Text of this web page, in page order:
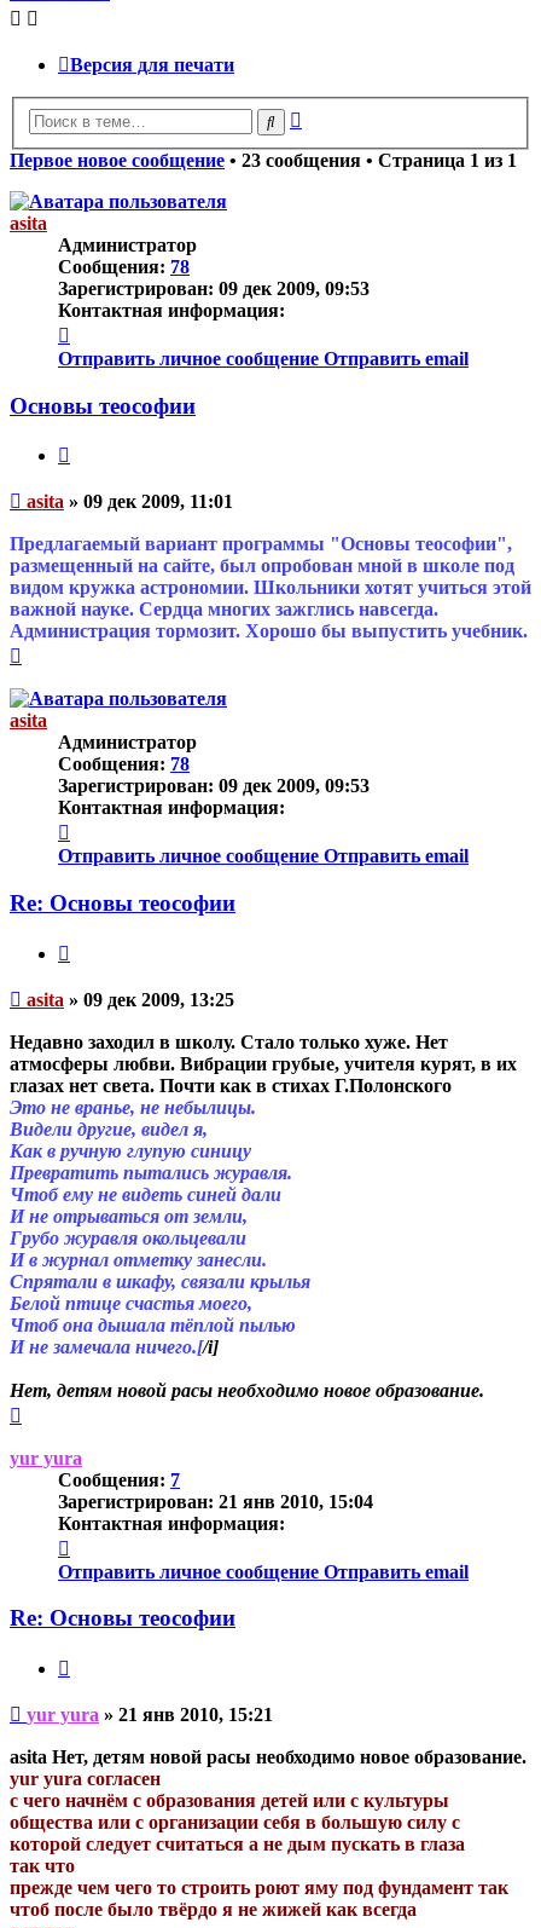
Версия для печати
Поиск
Первое новое сообщение • 23 сообщения • Страница 1 из 1
asita
Администратор
Сообщения: 78
Зарегистрирован: 09 дек 2009, 09:53
Контактная информация:
информация
пользователя
Отправить личное сообщение Отправить email
Основы теософии
Непрочитанное
сообщение
asita » 09 дек 2009, 11:01
Предлагаемый вариант программы "Основы теософии",
размещенный на сайте, был опробован мной в школе под
видом кружка астрономии. Школьники хотят учиться этой
важной науке. Сердца многих зажглись навсегда.
Администрация тормозит. Хорошо бы выпустить учебник.
началу
asita
Администратор
Сообщения: 78
Зарегистрирован: 09 дек 2009, 09:53
Контактная информация:
информация
пользователя
Отправить личное сообщение Отправить email
Re: Основы теософии
Непрочитанное
сообщение
asita » 09 дек 2009, 13:25
Недавно заходил в школу. Стало только хуже. Нет
атмосферы любви. Вибрации грубые, учителя курят, в их
глазах нет света. Почти как в стихах Г.Полонского
Это не вранье, не небылицы.
Видели другие, видел я,
Как в ручную глупую синицу
Превратить пытались журавля.
Чтоб ему не видеть синей дали
И не отрываться от земли,
Грубо журавля окольцевали
И в журнал отметку занесли.
Спрятали в шкафу, связали крылья
Белой птице счастья моего,
Чтоб она дышала тёплой пылью
И не замечала ничего.[/i]
Нет, детям новой расы необходимо новое образование.
началу
yur yura
Сообщения: 7
Зарегистрирован: 21 янв 2010, 15:04
Контактная информация:
информация
пользователя
yura
Отправить личное сообщение Отправить email
Re: Основы теософии
Непрочитанное
сообщение
yur yura » 21 янв 2010, 15:21
asita Нет, детям новой расы необходимо новое образование.
yur yura согласен
с чего начнём с образования детей или с культуры
общества или с организации себя в большую силу с
которой следует считаться а не дым пускать в глаза
так что
прежде чем чего то строить роют яму под фундамент так
чтоб после было твёрдо я не жижей как всегда